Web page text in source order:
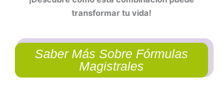
transformar tu vida!
Saber Más Sobre Fórmulas
Magistrales